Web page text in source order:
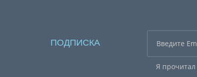
ПОДПИСКА
Я прочитал